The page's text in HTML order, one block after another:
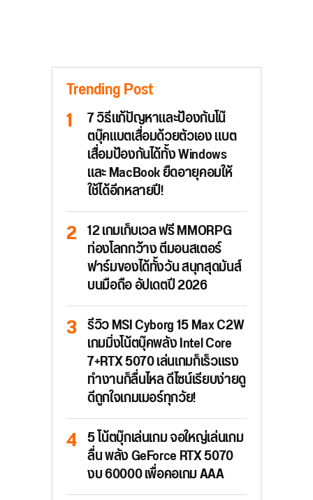
Trending Post
7 วิธีแก้ปัญหาและป้องกันโน๊
ตบุ๊คแบตเสื่อมด้วยตัวเอง แบต
เสื่อมป้องกันได้ทั้ง Windows
และ MacBook ยืดอายุคอมให้
ใช้ได้อีกหลายปี!
12 เกมเก็บเวล ฟรี MMORPG
ท่องโลกกว้าง ตีมอนสเตอร์
ฟาร์มของได้ทั้งวัน สนุกสุดมันส์
บนมือถือ อัปเดตปี 2026
รีวิว MSI Cyborg 15 Max C2W
เกมมิ่งโน้ตบุ๊คพลัง Intel Core
7+RTX 5070 เล่นเกมก็เร็วแรง
ทำงานก็ลื่นไหล ดีไซน์เรียบง่ายดู
ดีถูกใจเกมเมอร์ทุกวัย!
5 โน้ตบุ๊กเล่นเกม จอใหญ่เล่นเกม
ลื่น พลัง GeForce RTX 5070
งบ 60000 เพื่อคอเกม AAA